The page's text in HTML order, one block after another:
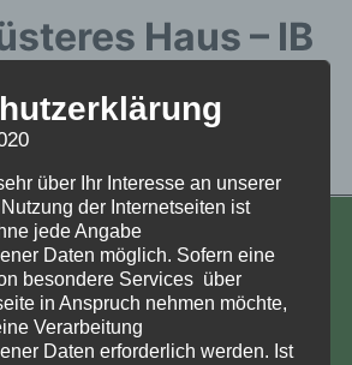
Haus – IB
20 -1
Haus - IB 2024-12-20 -1
Erforschung
e.V.
über Ihr Interesse an unserer
der Internetseiten ist
jede Angabe
Daten möglich. Sofern eine
besondere Services über
in Anspruch nehmen möchte,
Verarbeitung
Daten erforderlich werden. Ist